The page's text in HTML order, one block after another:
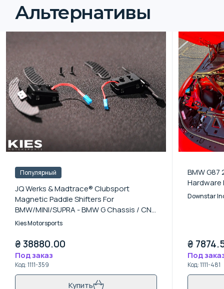
Альтернативы
Популярный
JQ Werks & Madtrace® Clubsport
Magnetic Paddle Shifters For
BMW/MINI/SUPRA - BMW G Chassis / CNC
Machined Hard Anodized Billet Aluminum
Paddles (+$30)
Kies Motorsports
₴38880.00
Под заказ
Код:1111-359
Купить
BMW G87
Hardware
Downstar
₴
Под
Код:1111-481